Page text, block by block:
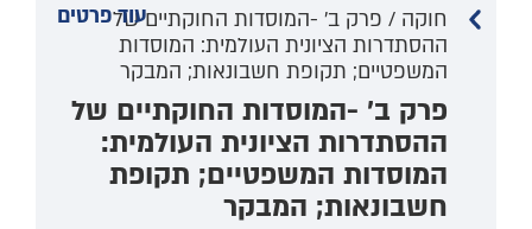
עוד פרטיםחוקה / פרק ב' -המוסדות החוקתיים של
ההסתדרות הציונית העולמית: המוסדות
המשפטיים; תקופת חשבונאות; המבקר
פרק ב' -המוסדות החוקתיים של
ההסתדרות הציונית העולמית:
המוסדות המשפטיים; תקופת
חשבונאות; המבקר